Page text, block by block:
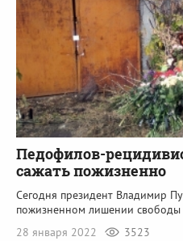
Педофилов-
сажать пожизненно
Сегодня президент Владимир
пожизненном лишении свободы
28 января 2022
3523